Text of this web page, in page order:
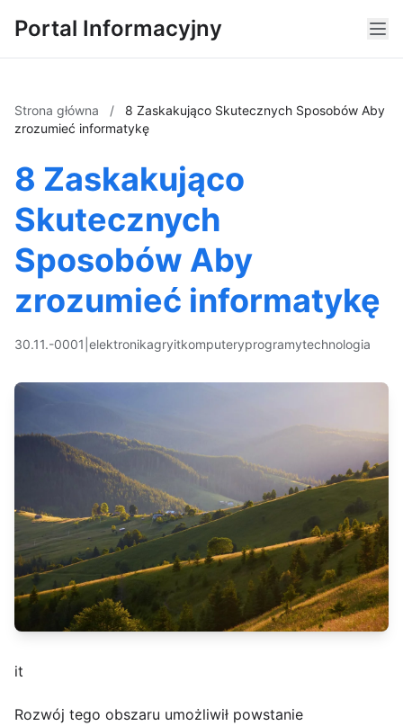
Portal Informacyjny
Strona główna /
8 Zaskakująco Skutecznych Sposobów Aby
zrozumieć informatykę
8 Zaskakująco
Skutecznych
Sposobów Aby
zrozumieć informatykę
30.11.-0001 elektronikagryitkomputeryprogramytechnologia
it
Rozwój tego obszaru umożliwił powstanie